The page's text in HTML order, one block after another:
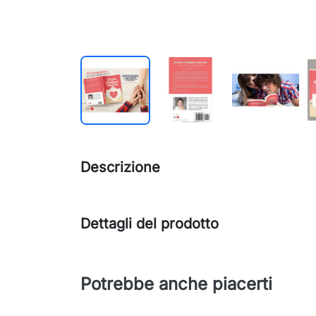
Descrizione
Dettagli del prodotto
Potrebbe anche piacerti